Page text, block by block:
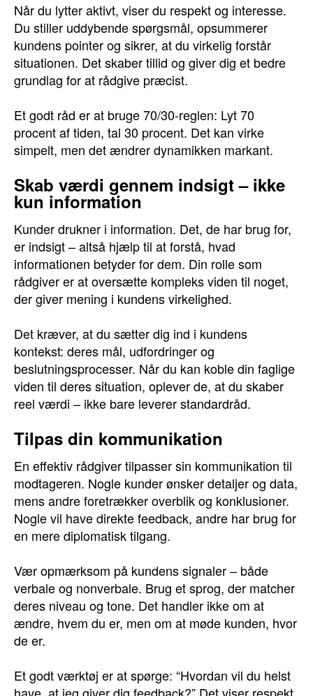
Når du lytter aktivt, viser du respekt og interesse.
Du stiller uddybende spørgsmål, opsummerer
kundens pointer og sikrer, at du virkelig forstår
situationen. Det skaber tillid og giver dig et bedre
grundlag for at rådgive præcist.
Et godt råd er at bruge 70/30-reglen: Lyt 70
procent af tiden, tal 30 procent. Det kan virke
simpelt, men det ændrer dynamikken markant.
Skab værdi gennem indsigt – ikke
kun information
Kunder drukner i information. Det, de har brug for,
er indsigt – altså hjælp til at forstå, hvad
informationen betyder for dem. Din rolle som
rådgiver er at oversætte kompleks viden til noget,
der giver mening i kundens virkelighed.
Det kræver, at du sætter dig ind i kundens
kontekst: deres mål, udfordringer og
beslutningsprocesser. Når du kan koble din faglige
viden til deres situation, oplever de, at du skaber
reel værdi – ikke bare leverer standardråd.
Tilpas din kommunikation
En effektiv rådgiver tilpasser sin kommunikation til
modtageren. Nogle kunder ønsker detaljer og data,
mens andre foretrækker overblik og konklusioner.
Nogle vil have direkte feedback, andre har brug for
en mere diplomatisk tilgang.
Vær opmærksom på kundens signaler – både
verbale og nonverbale. Brug et sprog, der matcher
deres niveau og tone. Det handler ikke om at
ændre, hvem du er, men om at møde kunden, hvor
de er.
Et godt værktøj er at spørge: “Hvordan vil du helst